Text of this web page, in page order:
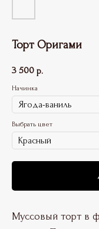
Торт Оригами
3 500 р.
Начинка
Выбрать цвет
Муссовый торт в